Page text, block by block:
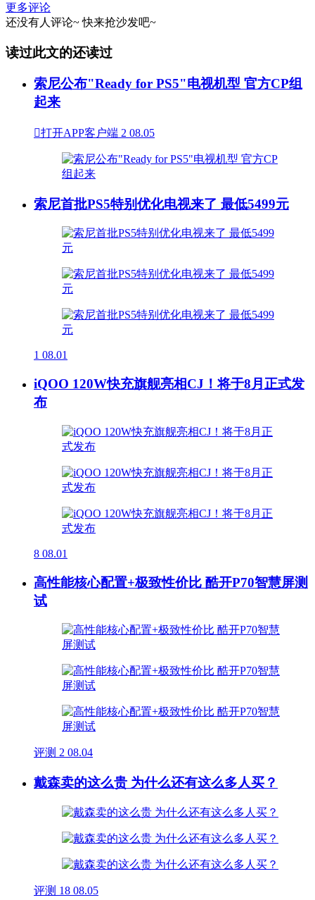
更多评论
还没有人评论~ 快来抢沙发吧~
读过此文的还读过
索尼公布"Ready for PS5"电视机型 官方CP组
起来
打开APP客户端 2 08.05
索尼首批PS5特别优化电视来了 最低5499元
1 08.01
iQOO 120W快充旗舰亮相CJ！将于8月正式发
布
8 08.01
高性能核心配置+极致性价比 酷开P70智慧屏测
试
评测 2 08.04
戴森卖的这么贵 为什么还有这么多人买？
评测 18 08.05